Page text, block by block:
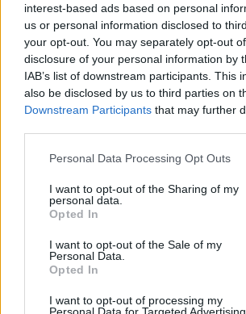
interest-based ads based on personal
us or personal information disclosed to
your opt-out. You may separately opt-out
disclosure of your personal information by
IAB’s list of downstream participants. This
also be disclosed by us to third parties on
Downstream Participants that may further
Please note that this website/app uses one
not limited to your visit or usage behaviour.
grant or deny consent to Google and its
use your data for below specified purposes
consent section.
Personal Data Processing Opt Outs
I want to opt-out of the Sharing of my
personal data.
Opted In
I want to opt-out of the Sale of my
Personal Data.
Opted In
I want to opt-out of processing my
Personal Data for Targeted Advertising.
Η Αμαλία Μουτούση πρωταγωνιστεί
Πού και πότε θα γίνει η πρεμιέρα
15.04.2025, 17:06